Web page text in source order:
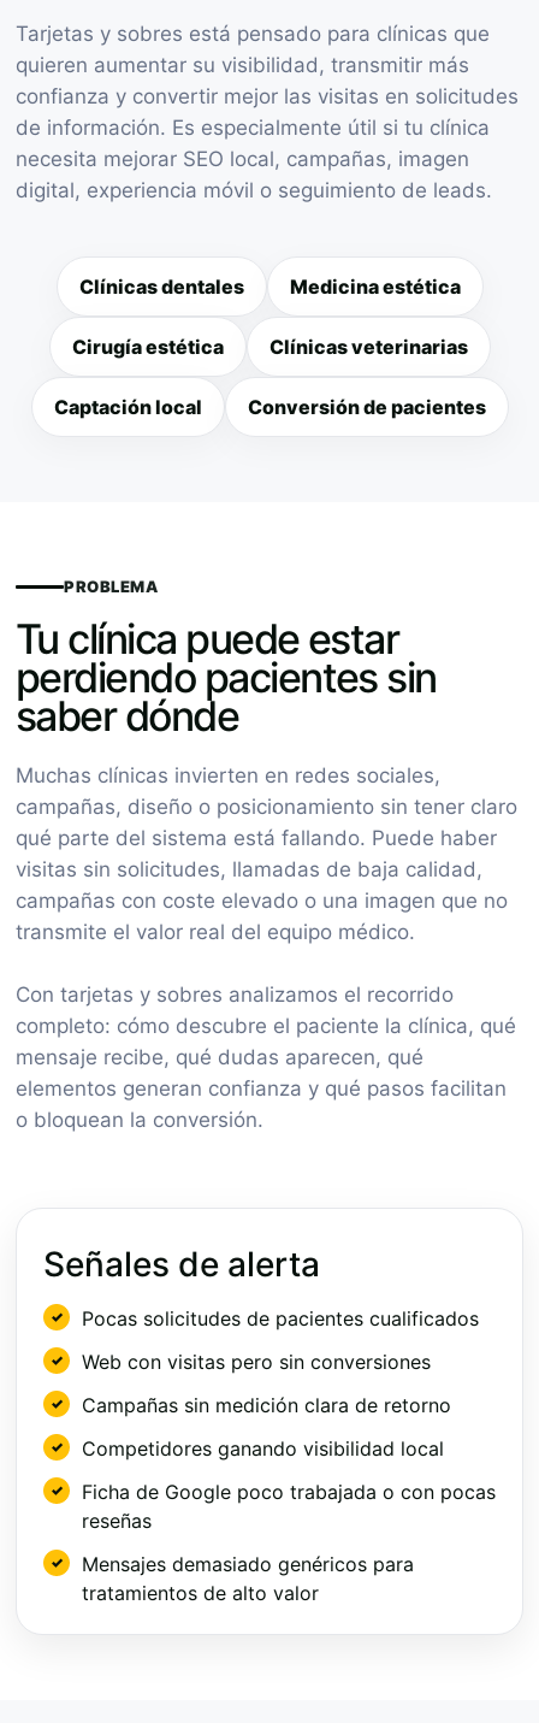
Tarjetas y sobres está pensado para clínicas que
quieren aumentar su visibilidad, transmitir más
confianza y convertir mejor las visitas en solicitudes
de información. Es especialmente útil si tu clínica
necesita mejorar SEO local, campañas, imagen
digital, experiencia móvil o seguimiento de leads.
Clínicas dentales Medicina estética
Cirugía estética Clínicas veterinarias
Captación local Conversión de pacientes
PROBLEMA
Tu clínica puede estar
perdiendo pacientes sin
saber dónde
Muchas clínicas invierten en redes sociales,
campañas, diseño o posicionamiento sin tener claro
qué parte del sistema está fallando. Puede haber
visitas sin solicitudes, llamadas de baja calidad,
campañas con coste elevado o una imagen que no
transmite el valor real del equipo médico.
Con tarjetas y sobres analizamos el recorrido
completo: cómo descubre el paciente la clínica, qué
mensaje recibe, qué dudas aparecen, qué
elementos generan confianza y qué pasos facilitan
o bloquean la conversión.
Señales de alerta
Pocas solicitudes de pacientes cualificados
Web con visitas pero sin conversiones
Campañas sin medición clara de retorno
Competidores ganando visibilidad local
Ficha de Google poco trabajada o con pocas
reseñas
Mensajes demasiado genéricos para
tratamientos de alto valor